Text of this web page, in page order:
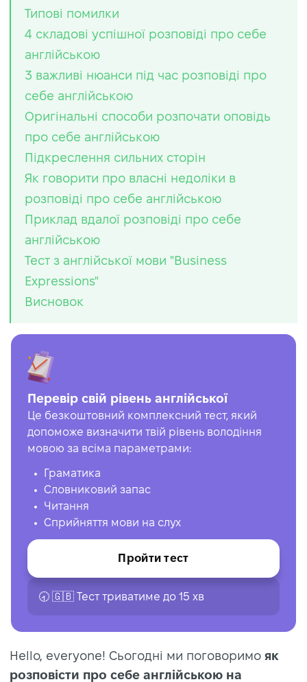
Типові помилки
4 складові успішної розповіді про себе
англійською
3 важливі нюанси під час розповіді про
себе англійською
Оригінальні способи розпочати оповідь
про себе англійською
Підкреслення сильних сторін
Як говорити про власні недоліки в
розповіді про себе англійською
Приклад вдалої розповіді про себе
англійською
Тест з англійської мови "Business
Expressions"
Висновок
Перевір свій рівень англійської
Це безкоштовний комплексний тест, який
допоможе визначити твій рівень володіння
мовою за всіма параметрами:
Граматика
Словниковий запас
Читання
Сприйняття мови на слух
Пройти тест
🕣 🇬🇧 Тест триватиме до 15 хв
Hello, everyone! Сьогодні ми поговоримо як
розповісти про себе англійською на